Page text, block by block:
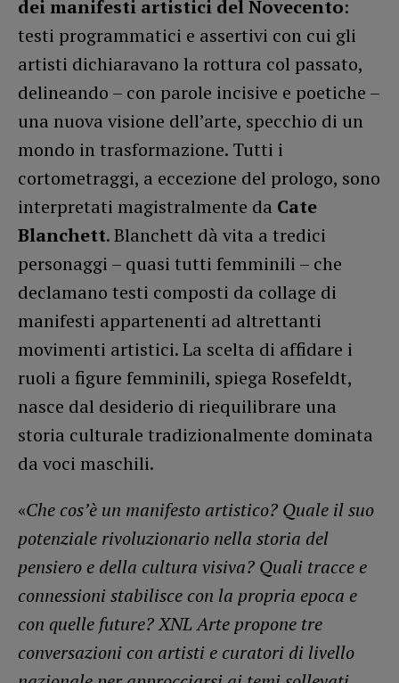
dei manifesti artistici del Novecento:
testi programmatici e assertivi con cui gli
artisti dichiaravano la rottura col passato,
delineando – con parole incisive e poetiche –
una nuova visione dell’arte, specchio di un
mondo in trasformazione. Tutti i
cortometraggi, a eccezione del prologo, sono
interpretati magistralmente da Cate
Blanchett. Blanchett dà vita a tredici
personaggi – quasi tutti femminili – che
declamano testi composti da collage di
manifesti appartenenti ad altrettanti
movimenti artistici. La scelta di affidare i
ruoli a figure femminili, spiega Rosefeldt,
nasce dal desiderio di riequilibrare una
storia culturale tradizionalmente dominata
da voci maschili.
«Che cos’è un manifesto artistico? Quale il suo
potenziale rivoluzionario nella storia del
pensiero e della cultura visiva? Quali tracce e
connessioni stabilisce con la propria epoca e
con quelle future? XNL Arte propone tre
conversazioni con artisti e curatori di livello